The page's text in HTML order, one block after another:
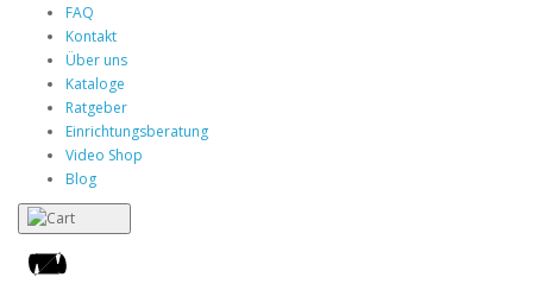
FAQ
Kontakt
Über uns
Kataloge
Ratgeber
Einrichtungsberatung
Video Shop
Blog